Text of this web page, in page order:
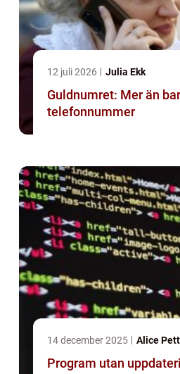
12 juli 2026 Julia Ekk
Guldnumret: Mer än
telefonnummer
14 december 2025 Alice
Program utan